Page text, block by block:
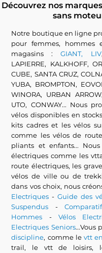
Découvrez nos
sans
Notre boutique en ligne
pour femmes, hommes
magasins :GIANT, LIV
LAPIERRE, KALKHOFF,
CUBE, SANTA CRUZ,
YUBA, BROMPTON,
WINORA, URBAN
UTO, CONWAY... Nous
vélos disponibles en
kits cadres et les vélos
comme les vélos de
pliants et enfants...
électriques comme les
route électriques, les
vélos de ville ou de
dans vos choix, nous
Electriques -Guide des
Suspendus -
Hommes - Vélos
Electriques Seniors...Vous
discipline, comme le vtt
trail, le vtt de loisirs,